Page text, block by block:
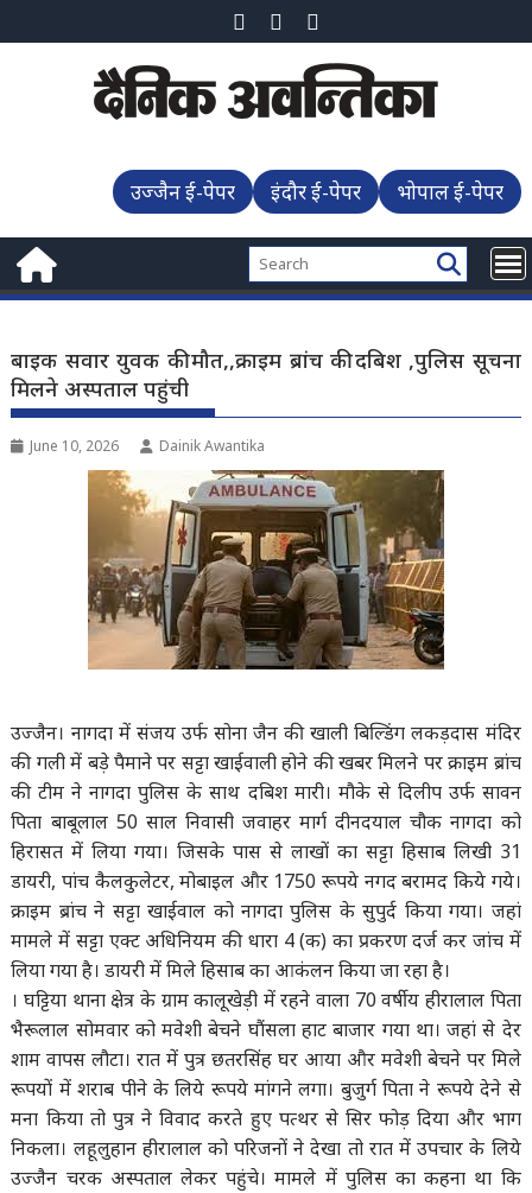
to
उज्जैन ई-पेपर इंदौर ई-पेपर भोपाल ई-पेपर
बाइक सवार युवक की मौत,,क्राइम ब्रांच की दबिश ,पुलिस सूचना
मिलने अस्पताल पहुंची
June 10, 2026 Dainik Awantika
उज्जैन। नागदा में संजय उर्फ सोना जैन की खाली बिल्डिंग लकड़दास मंदिर
की गली में बड़े पैमाने पर सट्टा खाईवाली होने की खबर मिलने पर क्राइम ब्रांच
की टीम ने नागदा पुलिस के साथ दबिश मारी। मौके से दिलीप उर्फ सावन
पिता बाबूलाल 50 साल निवासी जवाहर मार्ग दीनदयाल चौक नागदा को
हिरासत में लिया गया। जिसके पास से लाखों का सट्टा हिसाब लिखी 31
डायरी, पांच कैलकुलेटर, मोबाइल और 1750 रूपये नगद बरामद किये गये।
क्राइम ब्रांच ने सट्टा खाईवाल को नागदा पुलिस के सुपुर्द किया गया। जहां
मामले में सट्टा एक्ट अधिनियम की धारा 4 (क) का प्रकरण दर्ज कर जांच में
लिया गया है। डायरी में मिले हिसाब का आकंलन किया जा रहा है।
। घट्टिया थाना क्षेत्र के ग्राम कालूखेड़ी में रहने वाला 70 वर्षीय हीरालाल पिता
भैरूलाल सोमवार को मवेशी बेचने घौंसला हाट बाजार गया था। जहां से देर
शाम वापस लौटा। रात में पुत्र छतरसिंह घर आया और मवेशी बेचने पर मिले
रूपयों में शराब पीने के लिये रूपये मांगने लगा। बुजुर्ग पिता ने रूपये देने से
मना किया तो पुत्र ने विवाद करते हुए पत्थर से सिर फोड़ दिया और भाग
निकला। लहूलुहान हीरालाल को परिजनों ने देखा तो रात में उपचार के लिये
उज्जैन चरक अस्पताल लेकर पहुंचे। मामले में पुलिस का कहना था कि